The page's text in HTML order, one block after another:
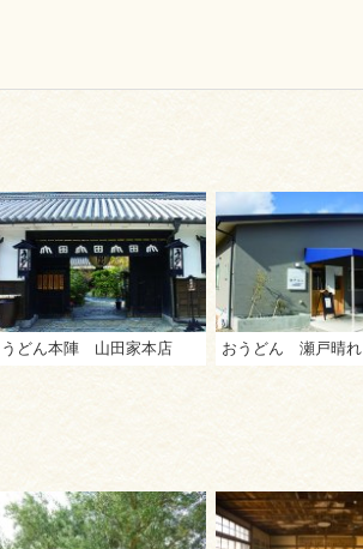
うどん本陣 山田家本店 おうどん 瀬戸晴れ